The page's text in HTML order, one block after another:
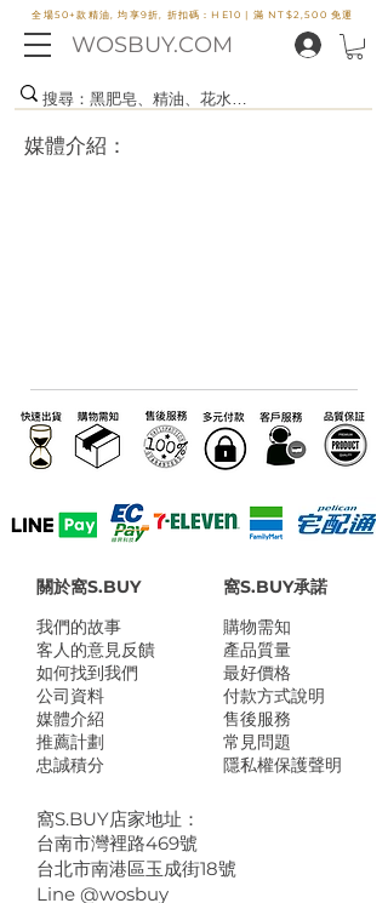
WOSBUY.COM
全場50+款精油, 均享9折, 折扣碼：HE10 | 滿 NT$2,500 免運
媒體介紹：
關於窩S.BUY
我們的故事
客人的意見反饋
如何找到我們
公司資料
媒體介紹
推薦計劃
忠誠積分
窩S.BUY承諾
​購物需知
產品質量
最好價格
付款方式說明
售後服務
常見問題
隱私權保護聲明
​窩S.BUY店家地址：
台南市灣裡路469號
台北市南港區玉成街18號
Line @wosbuy